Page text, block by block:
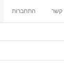
קשר התחברות